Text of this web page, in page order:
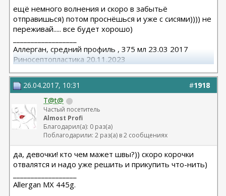
ещё немного волнения и скоро в забытьё
отправишься) потом проснёшься и уже с сисями)))) не
переживай..... все будет хорошо)
Аллерган, средний профиль , 375 мл 23.03 2017
Риносептопластика 20.11.2023
вторичная ринопластик 24.06.2025
#1918
26.04.2017, 10:31
T@t@
Частый посетитель
Almost Profi
Благодарил(а): 0 раз(а)
Поблагодарили: 2 раз(а) в 2 сообщениях
да, девочки! кто чем мажет швы?)) скоро корочки
отвалятся и надо уже решить и прикупить что-нить)
Allergan МХ 445g.